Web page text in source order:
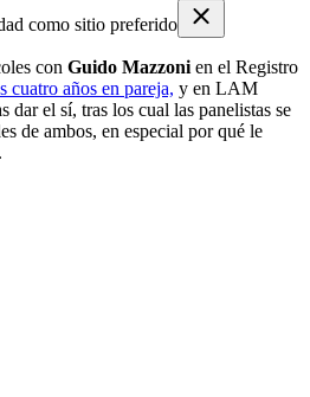
como sitio preferido
con Guido Mazzoni en el Registro
cuatro años en pareja, y en LAM
dar el sí, tras los cual las panelistas se
de ambos, en especial por qué le